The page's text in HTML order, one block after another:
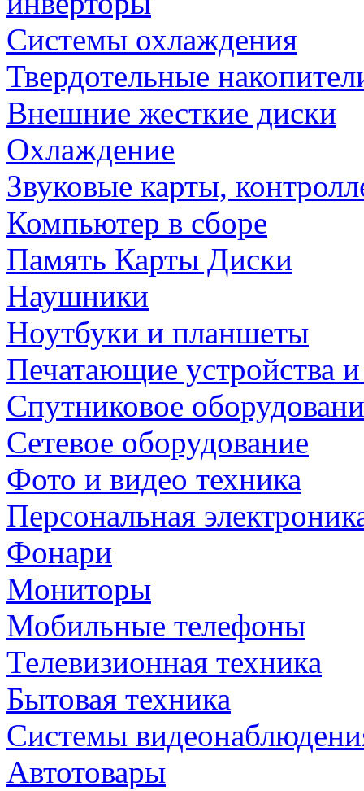
Системы охлаждения
Твердотельные
Внешние жесткие диски
Охлаждение
Звуковые карты,
Компьютер в сборе
Память Карты Диски
Наушники
Ноутбуки и планшеты
Печатающие устройства
Спутниковое
Сетевое оборудование
Фото и видео техника
Персональная
Фонари
Мониторы
Мобильные телефоны
Телевизионная техника
Бытовая техника
Cистемы
Автотовары